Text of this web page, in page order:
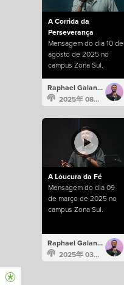
A Corrida da
Perseverança
Mensagem do dia 10 de
agosto de 2025 no
campus Zona Sul.
Raphael Galante
2025年 08月 10日
A Loucura da Fé
Mensagem do dia 09
de março de 2025 no
campus Zona Sul.
Raphael Galante
2025年 03月 9日